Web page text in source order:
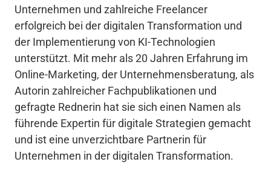
Unternehmen und zahlreiche Freelancer
erfolgreich bei der digitalen Transformation und
der Implementierung von KI-Technologien
unterstützt. Mit mehr als 20 Jahren Erfahrung im
Online-Marketing, der Unternehmensberatung, als
Autorin zahlreicher Fachpublikationen und
gefragte Rednerin hat sie sich einen Namen als
führende Expertin für digitale Strategien gemacht
und ist eine unverzichtbare Partnerin für
Unternehmen in der digitalen Transformation.